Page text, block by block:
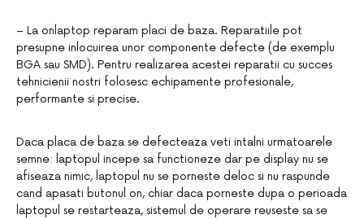
– La onlaptop reparam placi de baza. Reparatiile pot
presupne inlocuirea unor componente defecte (de exemplu
BGA sau SMD). Pentru realizarea acestei reparatii cu succes
tehnicienii nostri folosesc echipamente profesionale,
performante si precise.
Daca placa de baza se defecteaza veti intalni urmatoarele
semne: laptopul incepe sa functioneze dar pe display nu se
afiseaza nimic, laptopul nu se porneste deloc si nu raspunde
cand apasati butonul on, chiar daca porneste dupa o perioada
laptopul se restarteaza, sistemul de operare reuseste sa se